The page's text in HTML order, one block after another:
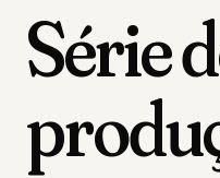
Série